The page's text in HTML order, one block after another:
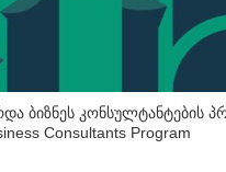
ბიზნეს კონსულტანტების
Consultants Program